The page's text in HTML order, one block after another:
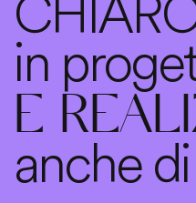
in
E
anche